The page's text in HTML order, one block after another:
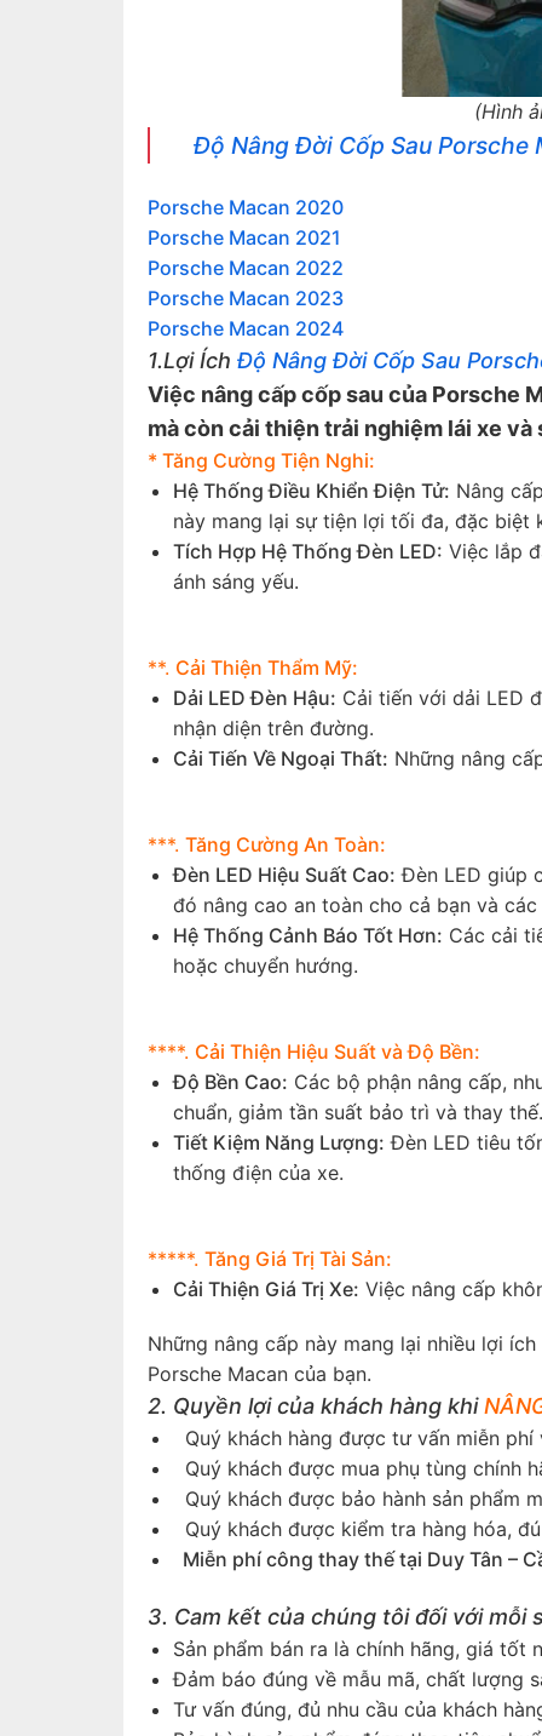
(Hình
Độ Nâng Đời Cốp Sau Porsche
Porsche Macan 2020
Porsche Macan 2021
Porsche Macan 2022
Porsche Macan 2023
Porsche Macan 2024
1.Lợi Ích Độ Nâng Đời Cốp Sau
Việc nâng cấp cốp sau của Porsche
mà còn cải thiện trải nghiệm lái xe
* Tăng Cường Tiện Nghi:
Hệ Thống Điều Khiển Điện Tử: Nâng
này mang lại sự tiện lợi tối đa, đặc
Tích Hợp Hệ Thống Đèn LED: Việc lắp
ánh sáng yếu.
**. Cải Thiện Thẩm Mỹ:
Dải LED Đèn Hậu: Cải tiến với dải LED
nhận diện trên đường.
Cải Tiến Về Ngoại Thất: Những nâng
***. Tăng Cường An Toàn:
Đèn LED Hiệu Suất Cao: Đèn LED giúp
đó nâng cao an toàn cho cả bạn và
Hệ Thống Cảnh Báo Tốt Hơn: Các cải
hoặc chuyển hướng.
****. Cải Thiện Hiệu Suất và Độ Bền:
Độ Bền Cao: Các bộ phận nâng cấp,
chuẩn, giảm tần suất bảo trì và thay thế.
Tiết Kiệm Năng Lượng: Đèn LED tiêu
thống điện của xe.
*****. Tăng Giá Trị Tài Sản:
Cải Thiện Giá Trị Xe: Việc nâng cấp
Những nâng cấp này mang lại nhiều lợi
Porsche Macan của bạn.
2. Quyền lợi của khách hàng khi
Quý khách hàng được tư vấn miễn
Quý khách được mua phụ tùng chính
Quý khách được bảo hành sản phẩm
Quý khách được kiểm tra hàng hóa,
Miễn phí công thay thế tại Duy Tân –
3. Cam kết của chúng tôi đối với mỗi
Sản phẩm bán ra là chính hãng, giá tốt
Đảm báo đúng về mẫu mã, chất lượng
Tư vấn đúng, đủ nhu cầu của khách